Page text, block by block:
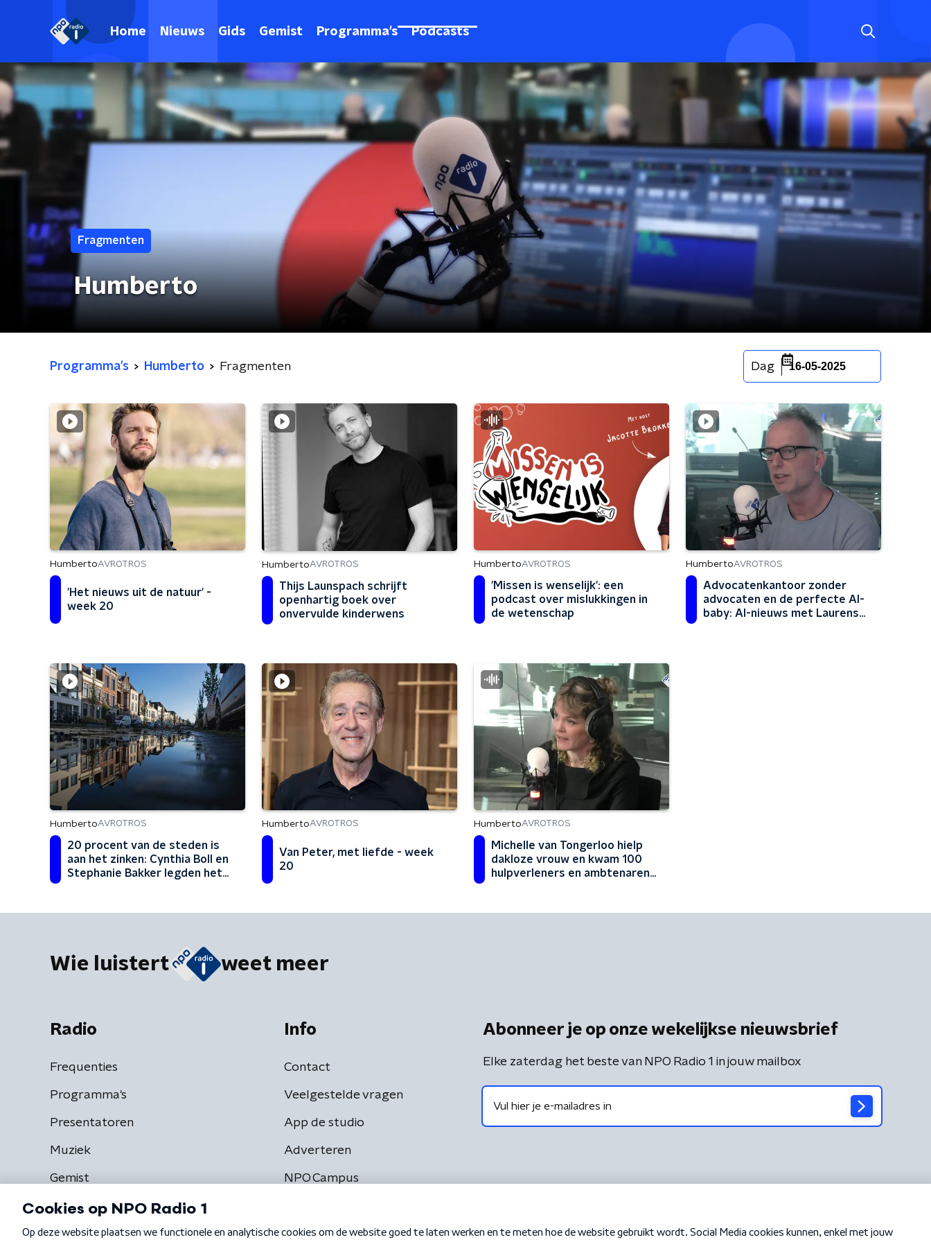
Home Nieuws Gids Gemist Programma's Podcasts
Fragmenten
Humberto
Programma's Humberto Fragmenten Dag 16-05-2025
HumbertoAVROTROS
'Het nieuws uit de natuur' -
week 20
HumbertoAVROTROS
Thijs Launspach schrijft
openhartig boek over
onvervulde kinderwens
HumbertoAVROTROS
'Missen is wenselijk': een
podcast over mislukkingen in
de wetenschap
HumbertoAVROTROS
Advocatenkantoor zonder
advocaten en de perfecte AI-
baby: AI-nieuws met Laurens
HumbertoAVROTROS
20 procent van de steden is
aan het zinken: Cynthia Boll en
Stephanie Bakker legden het
HumbertoAVROTROS
Van Peter, met liefde - week
20
HumbertoAVROTROS
Michelle van Tongerloo hielp
dakloze vrouw en kwam 100
hulpverleners en ambtenaren
Wie luistert weet meer
Radio
Frequenties
Programma's
Presentatoren
Muziek
Gemist
Info
Contact
Veelgestelde vragen
App de studio
Adverteren
NPO Campus
Abonneer je op onze wekelijkse nieuwsbrief
Elke zaterdag het beste van NPO Radio 1 in jouw mailbox